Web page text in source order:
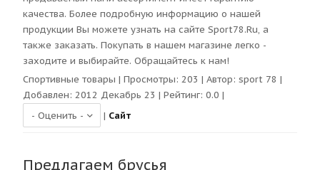
качества. Более подробную информацию о нашей
продукции Вы можете узнать на сайте Sport78.Ru, а
также заказать. Покупать в нашем магазине легко -
заходите и выбирайте. Обращайтесь к нам!
Спортивные товары | Просмотры: 203 | Автор: sport 78 |
Добавлен: 2012 Декабрь 23 | Рейтинг: 0.0 |
| Сайт
Предлагаем брусья